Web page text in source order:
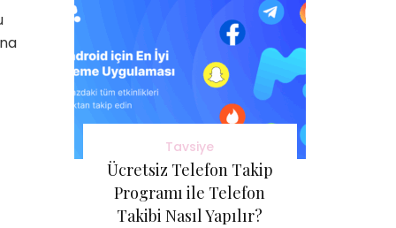
Tavsiye
Ücretsiz Telefon Takip
Programı ile Telefon
Takibi Nasıl Yapılır?